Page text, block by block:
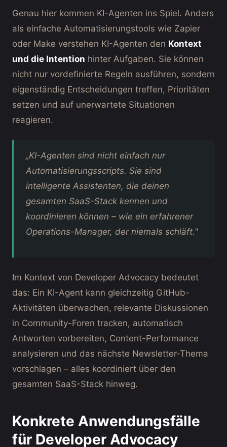
Genau hier kommen KI-Agenten ins Spiel. Anders
als einfache Automatisierungstools wie Zapier
oder Make verstehen KI-Agenten den Kontext
und die Intention hinter Aufgaben. Sie können
nicht nur vordefinierte Regeln ausführen, sondern
eigenständig Entscheidungen treffen, Prioritäten
setzen und auf unerwartete Situationen
reagieren.
„KI-Agenten sind nicht einfach nur
Automatisierungsscripts. Sie sind
intelligente Assistenten, die deinen
gesamten SaaS-Stack kennen und
koordinieren können – wie ein erfahrener
Operations-Manager, der niemals schläft."
Im Kontext von Developer Advocacy bedeutet
das: Ein KI-Agent kann gleichzeitig GitHub-
Aktivitäten überwachen, relevante Diskussionen
in Community-Foren tracken, automatisch
Antworten vorbereiten, Content-Performance
analysieren und das nächste Newsletter-Thema
vorschlagen – alles koordiniert über den
gesamten SaaS-Stack hinweg.
Konkrete Anwendungsfälle
für Developer Advocacy